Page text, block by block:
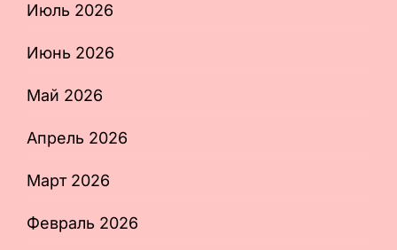
Июль 2026
Июнь 2026
Май 2026
Апрель 2026
Март 2026
Февраль 2026